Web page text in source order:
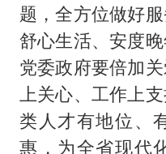
题，全方位做好
舒心生活、安度
党委政府要倍加
上关心、工作上
类人才有地位、
惠，为全省现代